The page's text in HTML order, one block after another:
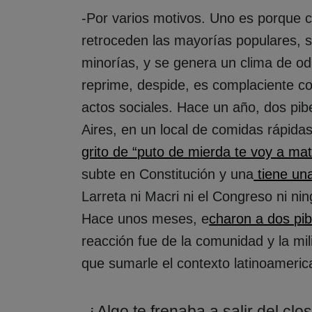
-Por varios motivos. Uno es porque
retroceden las mayorías populares,
minorías, y se genera un clima de
reprime, despide, es complaciente
actos sociales. Hace un año, dos
Aires, en un local de comidas
grito de “puto de mierda te voy a
subte en Constitución y una tiene
Larreta ni Macri ni el Congreso ni
Hace unos meses, echaron a dos
reacción fue de la comunidad y la
que sumarle el contexto